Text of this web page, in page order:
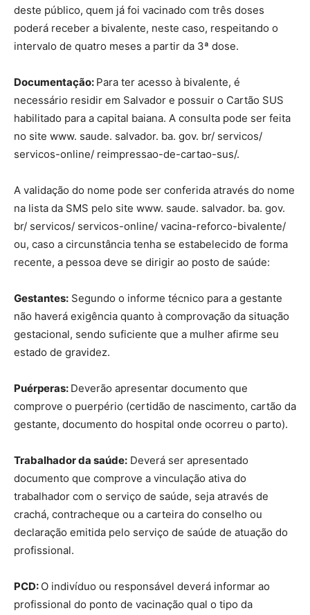
deste público, quem já foi vacinado com três doses
poderá receber a bivalente, neste caso, respeitando o
intervalo de quatro meses a partir da 3ª dose.
Documentação: Para ter acesso à bivalente, é
necessário residir em Salvador e possuir o Cartão SUS
habilitado para a capital baiana. A consulta pode ser feita
no site www. saude. salvador. ba. gov. br/ servicos/
servicos-online/ reimpressao-de-cartao-sus/.
A validação do nome pode ser conferida através do nome
na lista da SMS pelo site www. saude. salvador. ba. gov.
br/ servicos/ servicos-online/ vacina-reforco-bivalente/
ou, caso a circunstância tenha se estabelecido de forma
recente, a pessoa deve se dirigir ao posto de saúde:
Gestantes: Segundo o informe técnico para a gestante
não haverá exigência quanto à comprovação da situação
gestacional, sendo suficiente que a mulher afirme seu
estado de gravidez.
Puérperas: Deverão apresentar documento que
comprove o puerpério (certidão de nascimento, cartão da
gestante, documento do hospital onde ocorreu o parto).
Trabalhador da saúde: Deverá ser apresentado
documento que comprove a vinculação ativa do
trabalhador com o serviço de saúde, seja através de
crachá, contracheque ou a carteira do conselho ou
declaração emitida pelo serviço de saúde de atuação do
profissional.
PCD: O indivíduo ou responsável deverá informar ao
profissional do ponto de vacinação qual o tipo da